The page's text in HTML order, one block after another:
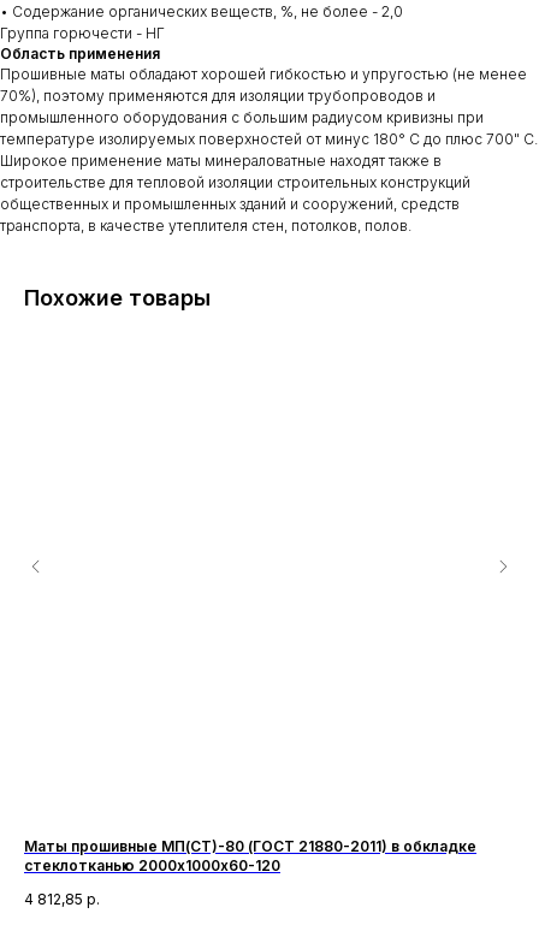
• Содержание органических веществ, %, не более - 2,0
Группа горючести - НГ
Область применения
Прошивные маты обладают хорошей гибкостью и упругостью (не менее
70%), поэтому применяются для изоляции трубопроводов и
промышленного оборудования с большим радиусом кривизны при
температуре изолируемых поверхностей от минус 180° С до плюс 700" С.
Широкое применение маты минераловатные находят также в
строительстве для тепловой изоляции строительных конструкций
общественных и промышленных зданий и сооружений, средств
транспорта, в качестве утеплителя стен, потолков, полов.
Похожие товары
Маты прошивные МП(СТ)-80 (ГОСТ 21880-2011) в обкладке
стеклотканью 2000х1000х60-120
4 812,85 р.